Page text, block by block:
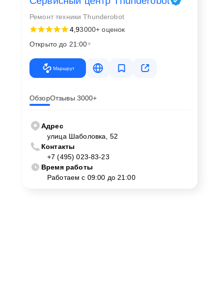
Ремонт техники Thunderobot
4,93000+ оценок
Открыто до 21:00
Маршрут
ОбзорОтзывы 3000+
Адрес
улица Шаболовка, 52
Контакты
+7 (495) 023-83-23
Время работы
Работаем с 09:00 до 21:00